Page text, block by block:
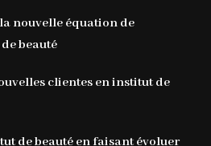
nouvelle équation de
beauté
clientes en institut de
de beauté en faisant évoluer